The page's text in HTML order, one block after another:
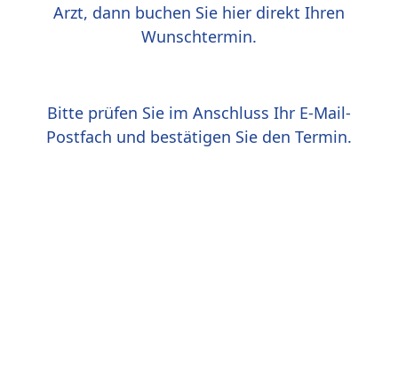
Arzt, dann buchen Sie hier direkt Ihren
Wunschtermin.
Bitte prüfen Sie im Anschluss Ihr E-Mail-
Postfach und bestätigen Sie den Termin.